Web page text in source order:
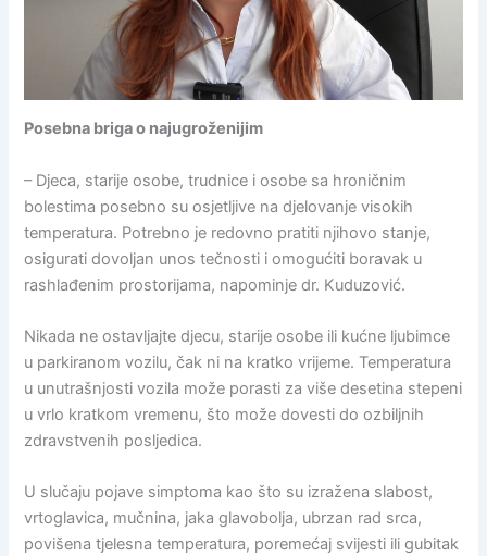
Posebna briga o najugroženijim
– Djeca, starije osobe, trudnice i osobe sa hroničnim
bolestima posebno su osjetljive na djelovanje visokih
temperatura. Potrebno je redovno pratiti njihovo stanje,
osigurati dovoljan unos tečnosti i omogućiti boravak u
rashlađenim prostorijama, napominje dr. Kuduzović.
Nikada ne ostavljajte djecu, starije osobe ili kućne ljubimce
u parkiranom vozilu, čak ni na kratko vrijeme. Temperatura
u unutrašnjosti vozila može porasti za više desetina stepeni
u vrlo kratkom vremenu, što može dovesti do ozbiljnih
zdravstvenih posljedica.
U slučaju pojave simptoma kao što su izražena slabost,
vrtoglavica, mučnina, jaka glavobolja, ubrzan rad srca,
povišena tjelesna temperatura, poremećaj svijesti ili gubitak